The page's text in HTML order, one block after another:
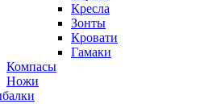
Кресла
Зонты
Кровати
Гамаки
Компасы
Ножи